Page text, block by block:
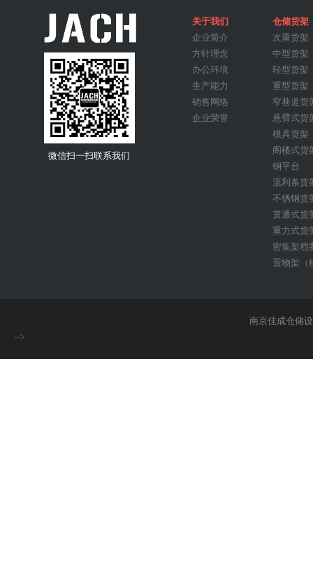
微信扫一扫联系我们
关于我们
企业简介
方针理念
办公环境
生产能力
销售网络
企业荣誉
仓储货架
次重货架
中型货架
轻型货架
重型货架
窄巷道货
悬臂式货
模具货架
阁楼式货
钢平台
流利条货
不锈钢货
贯通式货
重力式货
密集架档
置物架（
南京佳成仓储
-->